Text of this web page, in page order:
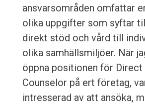
ansvarsområden omfattar
olika uppgifter som syftar
direkt stöd och vård till
olika samhällsmiljöer. När
öppna positionen för Direct
Counselor på ert företag,
intresserad av att ansöka,